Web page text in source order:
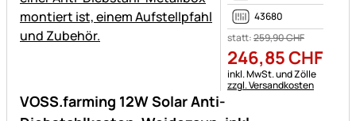
VOSS.farming 12W Solar Anti-
43680
statt:259,90CHF
246,85CHF
Steuerhinweis:
inkl. MwSt. und Zölle
zzgl. Versandkosten